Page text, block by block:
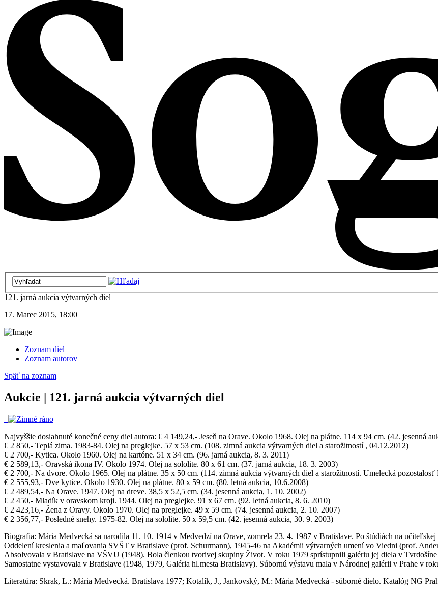
121. jarná aukcia výtvarných diel
17. Marec 2015, 18:00
Zoznam diel
Zoznam autorov
Späť na zoznam
Aukcie | 121. jarná aukcia výtvarných diel
Najvyššie dosiahnuté konečné ceny diel autora: € 4 149,24,- Jeseň na Orave. Okolo 1968. Olej na plátne. 114 x 94 cm. (42. jesenná
€ 2 850,- Teplá zima. 1983-84. Olej na preglejke. 57 x 53 cm. (108. zimná aukcia výtvarných diel a starožitností , 04.12.2012)
€ 2 700,- Kytica. Okolo 1960. Olej na kartóne. 51 x 34 cm. (96. jarná aukcia, 8. 3. 2011)
€ 2 589,13,- Oravská ikona IV. Okolo 1974. Olej na sololite. 80 x 61 cm. (37. jarná aukcia, 18. 3. 2003)
€ 2 700,- Na dvore. Okolo 1965. Olej na plátne. 35 x 50 cm. (114. zimná aukcia výtvarných diel a starožitností. Umelecká pozostalosť
€ 2 555,93,- Dve kytice. Okolo 1930. Olej na plátne. 80 x 59 cm. (80. letná aukcia, 10.6.2008)
€ 2 489,54,- Na Orave. 1947. Olej na dreve. 38,5 x 52,5 cm. (34. jesenná aukcia, 1. 10. 2002)
€ 2 450,- Mladík v oravskom kroji. 1944. Olej na preglejke. 91 x 67 cm. (92. letná aukcia, 8. 6. 2010)
€ 2 423,16,- Žena z Oravy. Okolo 1970. Olej na preglejke. 49 x 59 cm. (74. jesenná aukcia, 2. 10. 2007)
€ 2 356,77,- Posledné snehy. 1975-82. Olej na sololite. 50 x 59,5 cm. (42. jesenná aukcia, 30. 9. 2003)
Biografia: Mária Medvecká sa narodila 11. 10. 1914 v Medvedzí na Orave, zomrela 23. 4. 1987 v Bratislave. Po štúdiách na
Oddelení kreslenia a maľovania SVŠT v Bratislave (prof. Schurmann), 1945-46 na Akadémii výtvarných umení vo Viedni (prof.
Absolvovala v Bratislave na VŠVU (1948). Bola členkou tvorivej skupiny Život. V roku 1979 sprístupnili galériu jej diela v
Samostatne vystavovala v Bratislave (1948, 1979, Galéria hl.mesta Bratislavy). Súbornú výstavu mala v Národnej galérii v Prahe v
Literatúra: Skrak, L.: Mária Medvecká. Bratislava 1977; Kotalík, J., Jankovský, M.: Mária Medvecká - súborné dielo. Katalóg NG